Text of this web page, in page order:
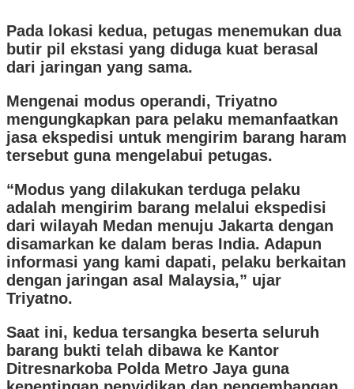
Pada lokasi kedua, petugas menemukan dua
butir pil ekstasi yang diduga kuat berasal
dari jaringan yang sama.
​Mengenai modus operandi, Triyatno
mengungkapkan para pelaku memanfaatkan
jasa ekspedisi untuk mengirim barang haram
tersebut guna mengelabui petugas.
“Modus yang dilakukan terduga pelaku
adalah mengirim barang melalui ekspedisi
dari wilayah Medan menuju Jakarta dengan
disamarkan ke dalam beras India. Adapun
informasi yang kami dapati, pelaku berkaitan
dengan jaringan asal Malaysia,” ujar
Triyatno.
Saat ini, kedua tersangka beserta seluruh
barang bukti telah dibawa ke Kantor
Ditresnarkoba Polda Metro Jaya guna